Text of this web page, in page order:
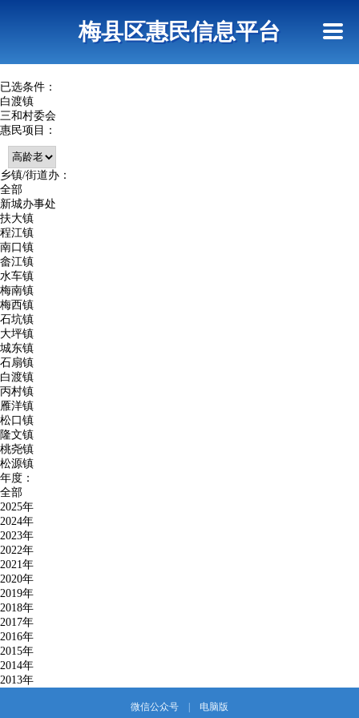
查询指引梅县区惠民信息平台
已选条件：
白渡镇
三和村委会
惠民项目：
乡镇/街道办：
全部
新城办事处
扶大镇
程江镇
南口镇
畲江镇
水车镇
梅南镇
梅西镇
石坑镇
大坪镇
城东镇
石扇镇
白渡镇
丙村镇
雁洋镇
松口镇
隆文镇
桃尧镇
松源镇
年度：
全部
2025年
2024年
2023年
2022年
2021年
2020年
2019年
2018年
2017年
2016年
2015年
2014年
2013年
微信公众号 电脑版